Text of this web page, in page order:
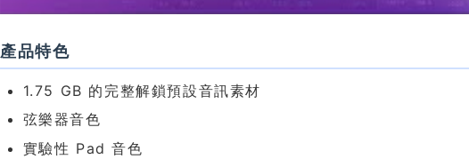
產品特色
1.75 GB 的完整解鎖預設音訊素材
弦樂器音色
實驗性 Pad 音色